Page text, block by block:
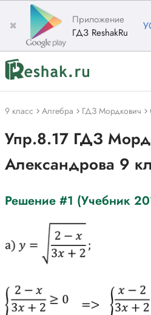
✖
Приложение
ГДЗ ReshakRu
9 класс Алгебра ГДЗ Мордкович
Упр.8.17 ГДЗ
Александрова 9
Решение #1 (Учебник